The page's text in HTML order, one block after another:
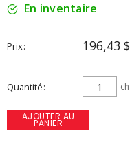
En inventaire
Prix 196,43 $
Quantité ch
AJOUTER AU
PANIER